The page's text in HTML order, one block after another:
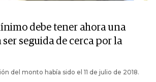
debe tener ahora una
seguida de cerca por la
del monto había sido el 11 de julio de 2018.